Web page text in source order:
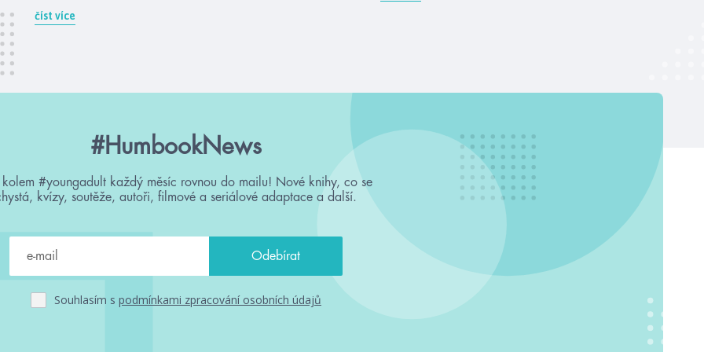
číst více
#HumbookNews
kolem #youngadult každý měsíc rovnou do mailu! Nové knihy, co se
kvízy, soutěže, autoři, filmové a seriálové adaptace a další.
Souhlasím s podmínkami zpracování osobních údajů